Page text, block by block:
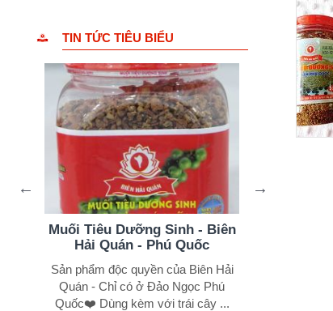
TIN TỨC TIÊU BIỂU
Muối Tiêu Dưỡng Sinh - Biên
Hải Quán - Phú Quốc
Sản phẩm độc quyền của Biên Hải
Quán - Chỉ có ở Đảo Ngọc Phú
Quốc❤️ Dùng kèm với trái cây ...